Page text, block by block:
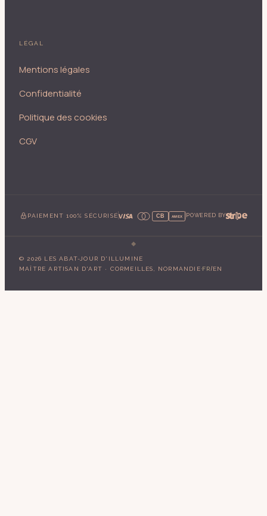
LÉGAL
Mentions légales
Confidentialité
Politique des cookies
CGV
PAIEMENT 100% SÉCURISÉ CB AMEX POWERED BY
© 2026 LES ABAT-JOUR D'ILLUMINE
MAÎTRE ARTISAN D'ART · CORMEILLES, NORMANDIE·FR/EN